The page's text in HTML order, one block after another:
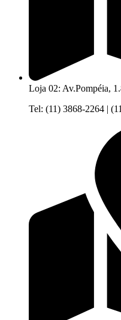
Loja 02: Av.Pompéia,
Tel: (11) 3868-2264 |